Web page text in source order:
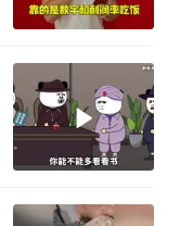
线暴涨
总书记点赞的非遗苗绣焕发新生机